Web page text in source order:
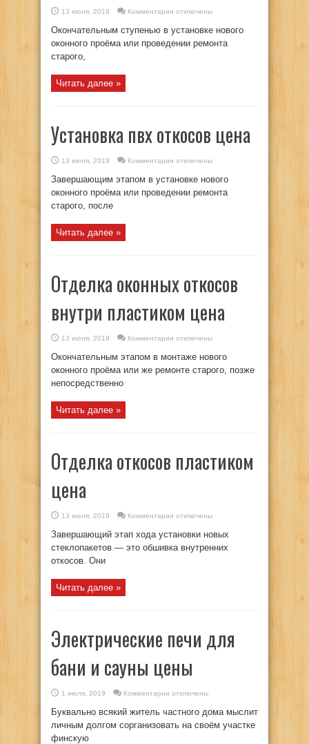
13 июля, 2019 Комментарии
для
деревянных
оконных
отключены
Окончательным ступенью в установке нового
оконного проёма или проведении ремонта
старого,
Читать далее »
Установка пвх откосов цена
13 июля, 2019 Комментарии
пвх
откосов
цена
отключены
Завершающим этапом в установке нового
оконного проёма или проведении ремонта
старого, после
Читать далее »
Отделка оконных откосов
внутри пластиком цена
13 июля, 2019 Комментарии
оконных
откосов
внутри
отключены
Окончательным этапом в монтаже нового
оконного проёма или же ремонте старого, позже
непосредственно
Читать далее »
Отделка откосов пластиком
цена
13 июля, 2019 Комментарии
откосов
пластиком
цена
отключены
Завершающий этап хода установки новых
стеклопакетов — это обшивка внутренних
откосов. Они
Читать далее »
Электрические печи для
бани и сауны цены
1 июля, 2019 Комментарии
печи
для
бани
отключены
Буквально всякий житель частного дома мыслит
личным долгом сорганизовать на своём участке
финскую